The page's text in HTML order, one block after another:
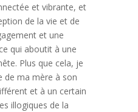
et vibrante, et
de la vie et de
et une
qui aboutit à une
Plus que cela, je
de ma mère à son
et à un certain
illogiques de la